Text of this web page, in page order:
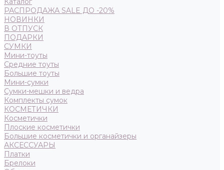
РАСПРОДАЖА SALE ДО -20%
НОВИНКИ
В ОТПУСК
ПОДАРКИ
СУМКИ
Мини-тоуты
Средние тоуты
Большие тоуты
Мини-сумки
Сумки-мешки и ведра
Комплекты сумок
КОСМЕТИЧКИ
Косметички
Плоские косметички
Большие косметички и органайзеры
АКСЕССУАРЫ
Платки
Брелоки